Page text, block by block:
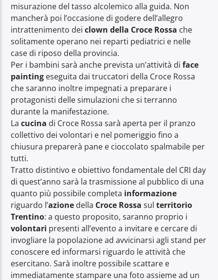
misurazione del tasso alcolemico alla guida. Non
mancherà poi l’occasione di godere dell’allegro
intrattenimento deiclown della Croce Rossa che
solitamente operano nei reparti pediatrici e nelle
case di riposo della provincia.
Per i bambini sarà anche prevista un’attività di face
painting eseguita dai truccatori della Croce Rossa
che saranno inoltre impegnati a preparare i
protagonisti delle simulazioni che si terranno
durante la manifestazione.
Lacucina di Croce Rossa sarà aperta per il pranzo
collettivo dei volontari e nel pomeriggio fino a
chiusura preparerà pane e cioccolato spalmabile per
tutti.
Tratto distintivo e obiettivo fondamentale del CRI day
di quest’anno sarà la trasmissione al pubblico di una
quanto più possibile completa informazione
riguardo l’azione della Croce Rossa sulterritorio
Trentino: a questo proposito, saranno proprio i
volontari presenti all’evento a invitare e cercare di
invogliare la popolazione ad avvicinarsi agli stand per
conoscere ed informarsi riguardo le attività che
esercitano. Sarà inoltre possibile scattare e
immediatamente stampare una foto assieme ad un